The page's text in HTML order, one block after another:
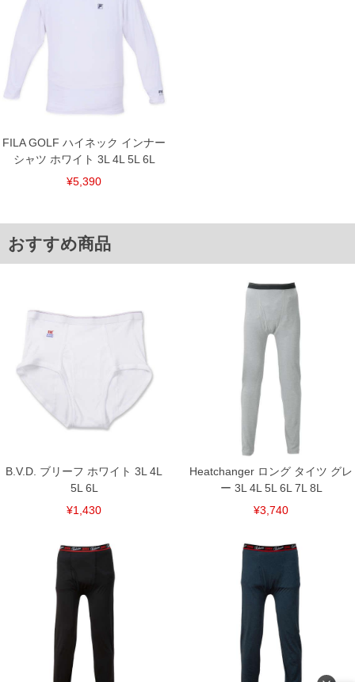
触冷感
■サイズ表
サイズ/バスト/総丈/裾周り/肩幅/袖丈
3L/110/74/106/54/59
4L/120/76/116/56/60
5L/130/78/126/58/61
6L/140/80/136/60/62
※【返品交換について】
返品交換希望の方は、商品到着後1週間以内にご連絡ください。
ご了承くださいませ。
上の品が対象。1本5,999円以下の商品は有料（500円+税）となります。）
出荷まで約1週間～20日間程お時間を頂く場合がございます。
尚、裾上げした商品は返品・交換不可となりますので、予めご了承下さい。
※商品によって若干のサイズの誤差がございます。また、お客様がご使用の環境（コ
ンピュータ画面）によって、商品の色味が若干異なる場合がございます。予めご了承
ください。
※当店での掲載商品は、実店鋪と在庫を共用しておりますので店頭での売り違い、店
舗からのお取り寄せ等により、お客様にご迷惑をお掛けしてしまう場合がございま
す。そのようなことがない様最大限に努めておりますが、もしあった場合速やかにご
連絡させて頂きますので予めご了承ください。
FILA GOLF ハイネック インナー
シャツ ホワイト 3L 4L 5L 6L
¥5,390
おすすめ商品
B.V.D. ブリーフ ホワイト 3L 4L
5L 6L
¥1,430
Heatchanger ロング タイツ グレ
ー 3L 4L 5L 6L 7L 8L
¥3,740